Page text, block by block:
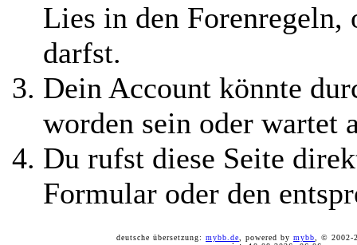
Lies in den
darfst.
Dein Account könnte
worden sein oder wartet
Du rufst diese Seite
Formular oder den
deutsche übersetzung: mybb.de , powered by mybb , ©